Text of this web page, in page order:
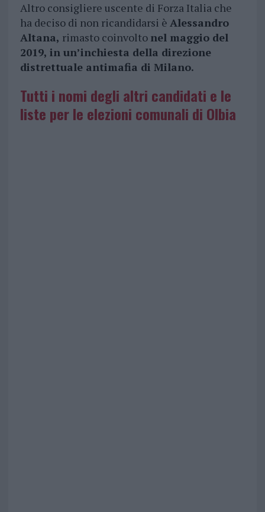
Altro consigliere uscente di Forza Italia che
ha deciso di non ricandidarsi è Alessandro
Altana, rimasto coinvolto nel maggio del
2019, in un’inchiesta della direzione
distrettuale antimafia di Milano.
Tutti i nomi degli altri candidati e le
liste per le elezioni comunali di Olbia